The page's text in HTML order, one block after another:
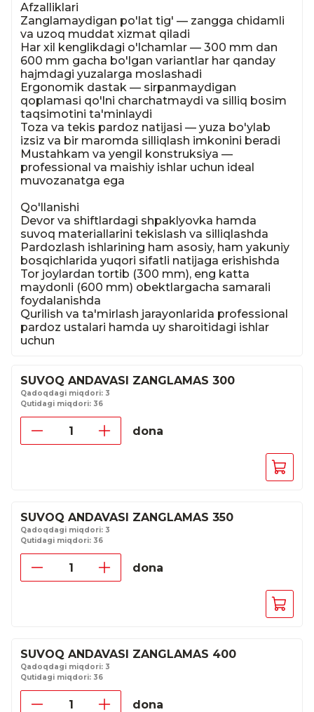
Afzalliklari
Zanglamaydigan po'lat tig' — zangga chidamli
va uzoq muddat xizmat qiladi
Har xil kenglikdagi o'lchamlar — 300 mm dan
600 mm gacha bo'lgan variantlar har qanday
hajmdagi yuzalarga moslashadi
Ergonomik dastak — sirpanmaydigan
qoplamasi qo'lni charchatmaydi va silliq bosim
taqsimotini ta'minlaydi
Toza va tekis pardoz natijasi — yuza bo'ylab
izsiz va bir maromda silliqlash imkonini beradi
Mustahkam va yengil konstruksiya —
professional va maishiy ishlar uchun ideal
muvozanatga ega
Qo'llanishi
Devor va shiftlardagi shpaklyovka hamda
suvoq materiallarini tekislash va silliqlashda
Pardozlash ishlarining ham asosiy, ham yakuniy
bosqichlarida yuqori sifatli natijaga erishishda
Tor joylardan tortib (300 mm), eng katta
maydonli (600 mm) obektlargacha samarali
foydalanishda
Qurilish va ta'mirlash jarayonlarida professional
pardoz ustalari hamda uy sharoitidagi ishlar
uchun
SUVOQ ANDAVASI ZANGLAMAS 300
Qadoqdagi miqdori: 3
Qutidagi miqdori: 36
dona
SUVOQ ANDAVASI ZANGLAMAS 350
Qadoqdagi miqdori: 3
Qutidagi miqdori: 36
dona
SUVOQ ANDAVASI ZANGLAMAS 400
Qadoqdagi miqdori: 3
Qutidagi miqdori: 36
dona